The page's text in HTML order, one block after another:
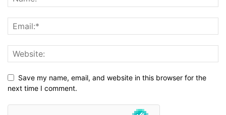
Save my name, email, and website in this browser for the
next time I comment.